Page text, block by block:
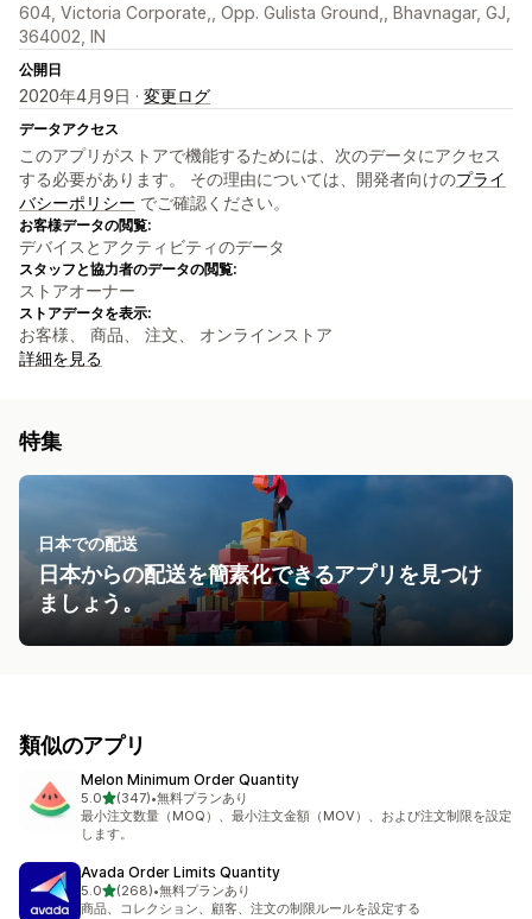
604, Victoria Corporate,, Opp. Gulista Ground,, Bhavnagar, GJ,
364002, IN
公開日
2020年4月9日 · 変更ログ
データアクセス
このアプリがストアで機能するためには、次のデータにアクセス
する必要があります。 その理由については、開発者向けのプライ
バシーポリシー でご確認ください。
お客様データの閲覧:
デバイスとアクティビティのデータ
スタッフと協力者のデータの閲覧:
ストアオーナー
ストアデータを表示:
お客様、 商品、 注文、 オンラインストア
詳細を見る
特集
日本での配送
日本からの配送を簡素化できるアプリを見つけ
ましょう。
類似のアプリ
Melon Minimum Order Quantity
5.05つ星中
(347)
合計レビュー数：347件
•無料プランあり
最小注文数量（MOQ）、最小注文金額（MOV）、および注文制限を設定
します。
Avada Order Limits Quantity
5.05つ星中
(268)
合計レビュー数：268件
•無料プランあり
商品、コレクション、顧客、注文の制限ルールを設定する